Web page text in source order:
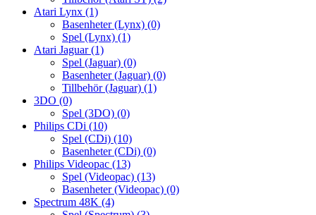
Atari Lynx (1)
Basenheter (Lynx) (0)
Spel (Lynx) (1)
Atari Jaguar(1)
Spel (Jaguar) (0)
Basenheter (Jaguar) (0)
Tillbehör (Jaguar) (1)
3DO (0)
Spel (3DO) (0)
Philips CDi (10)
Spel (CDi) (10)
Basenheter (CDi) (0)
Philips Videopac (13)
Spel (Videopac) (13)
Basenheter (Videopac) (0)
Spectrum 48K (4)